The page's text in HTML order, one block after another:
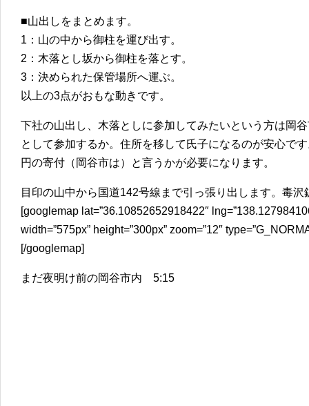
■山出しをまとめます。
1：山の中から御柱を運び出す。
2：木落とし坂から御柱を落とす。
3：決められた保管場所へ運ぶ。
以上の3点がおもな動きです。
下社の山出し、木落としに参加してみたいという方は岡
として参加するか。住所を移して氏子になるのが安心で
円の寄付（岡谷市は）と言うかが必要になります。
目印の山中から国道142号線まで引っ張り出します。毒沢
[googlemap lat=”36.10852652918422″
width=”575px” height=”300px” zoom=”12″
[/googlemap]
まだ夜明け前の岡谷市内 5:15